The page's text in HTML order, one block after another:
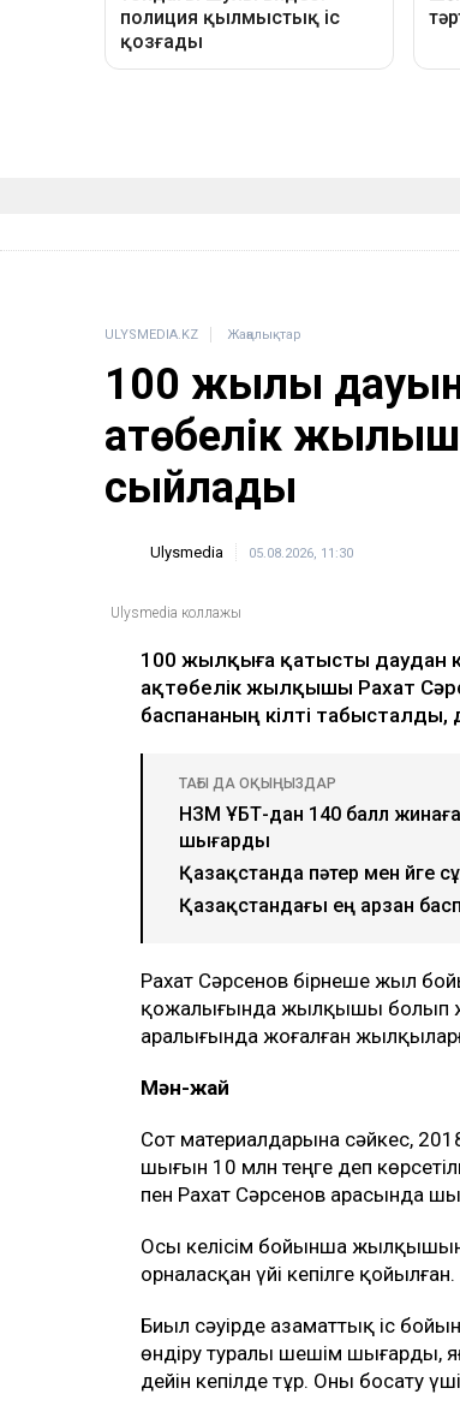
ULYSMEDIA.KZ Жаңалықтар
100 жылқы
ақтөбелік
сыйлады
Ulysmedia 05.08.2026, 11:30
Ulysmedia коллажы
100 жылқыға қатысты даудан
ақтөбелік жылқышы Рахат
баспананың кілті
ТАҒЫ ДА ОҚЫҢЫЗДАР
шығарды
Қазақстанда пәтер мен үйге
Қазақстандағы ең арзан